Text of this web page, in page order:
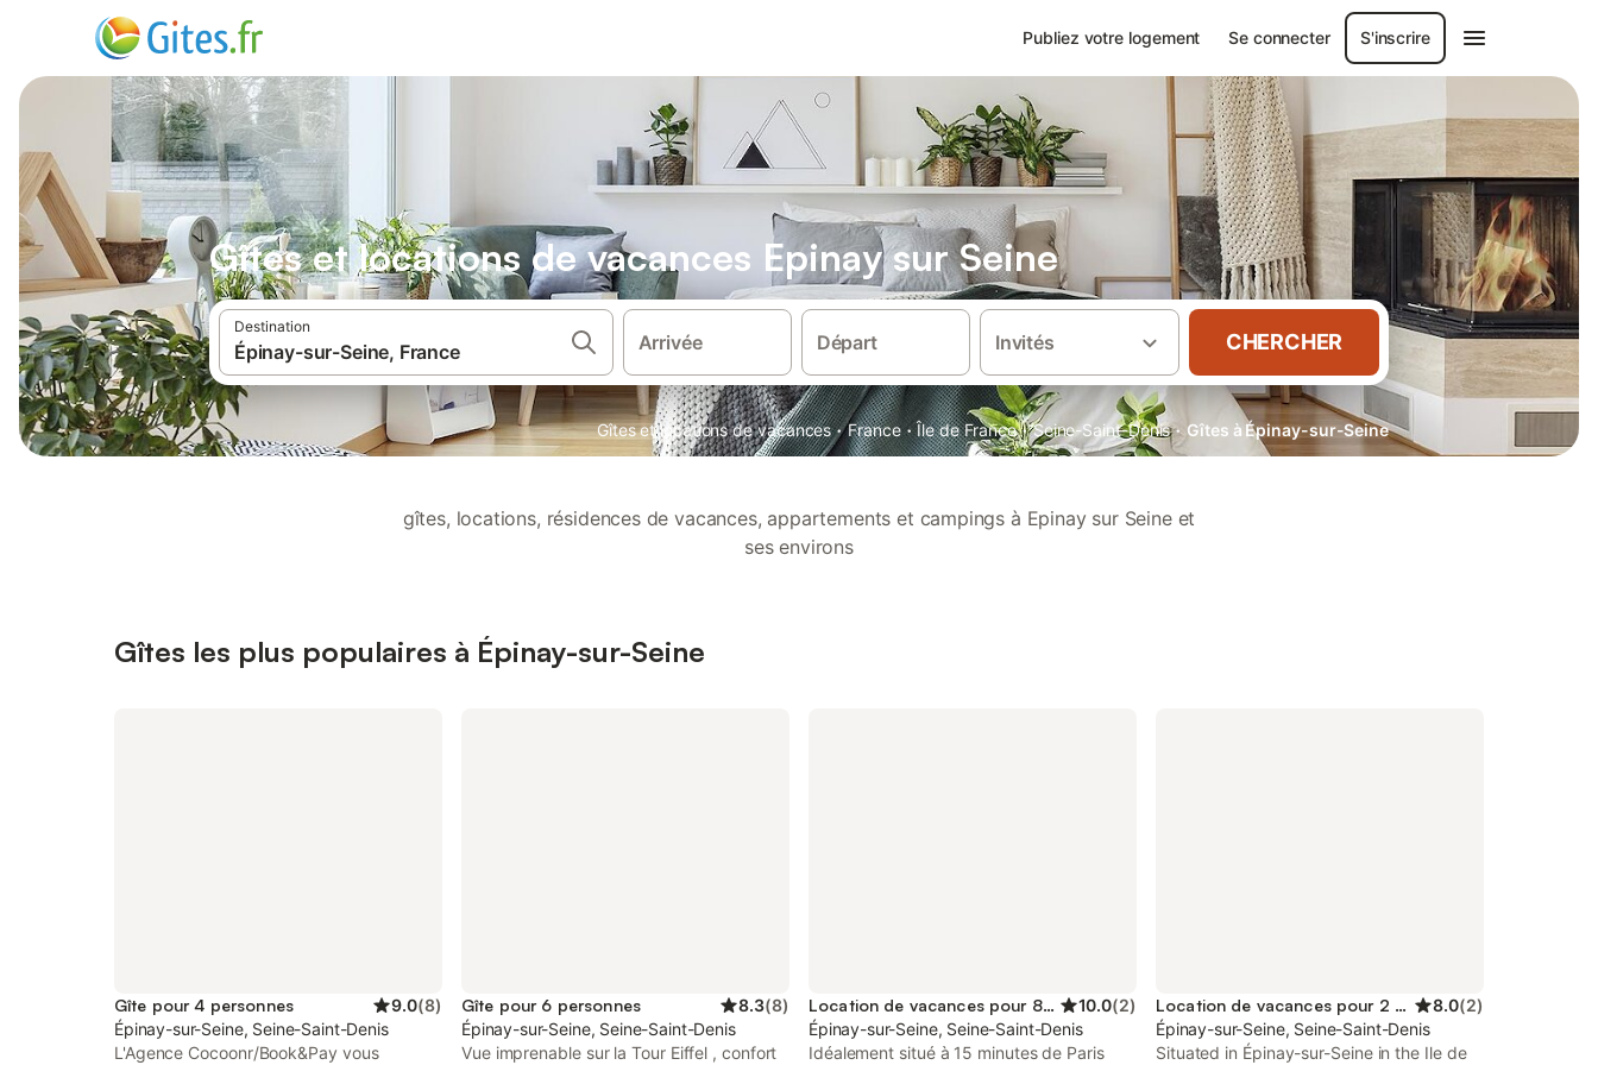
Publiez votre logement Se connecter S'inscrire
Gîtes et locations de vacances Epinay sur Seine
Destination
Arrivée Départ Invités CHERCHER
Gîtes et locations de vacances · France · Île de France · Seine-Saint-Denis · Gîtes à Épinay-sur-Seine
gîtes, locations, résidences de vacances, appartements et campings à Epinay sur Seine et
ses environs
Gîtes les plus populaires à Épinay-sur-Seine
Gîte pour 4 personnes 9.0(8)
Épinay-sur-Seine, Seine-Saint-Denis
L'Agence Cocoonr/Book&Pay vous
Gîte pour 6 personnes 8.3(8)
Épinay-sur-Seine, Seine-Saint-Denis
Vue imprenable sur la Tour Eiffel , confort
Location de vacances pour 8 personnes 10.0(2)
Épinay-sur-Seine, Seine-Saint-Denis
Idéalement situé à 15 minutes de Paris
Location de vacances pour 2 personnes 8.0(2)
Épinay-sur-Seine, Seine-Saint-Denis
Situated in Épinay-sur-Seine in the Ile de